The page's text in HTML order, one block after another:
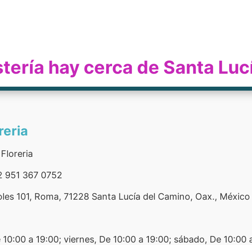
hay cerca de Santa
951 367 0752
101, Roma, 71228 Santa Lucía del Camino, Oax., México
10:00 a 19:00; viernes, De 10:00 a 19:00; sábado, De